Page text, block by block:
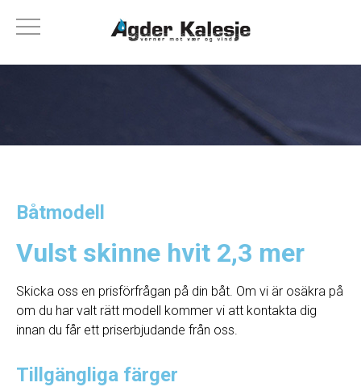
Båtmodell
Vulst skinne hvit 2,3 mer
Skicka oss en prisförfrågan på din båt. Om vi ​​är osäkra på
om du har valt rätt modell kommer vi att kontakta dig
innan du får ett priserbjudande från oss.
Tillgängliga färger